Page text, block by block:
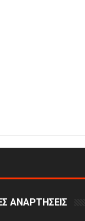
ΑΝΑΡΤΗΣΕΙΣ